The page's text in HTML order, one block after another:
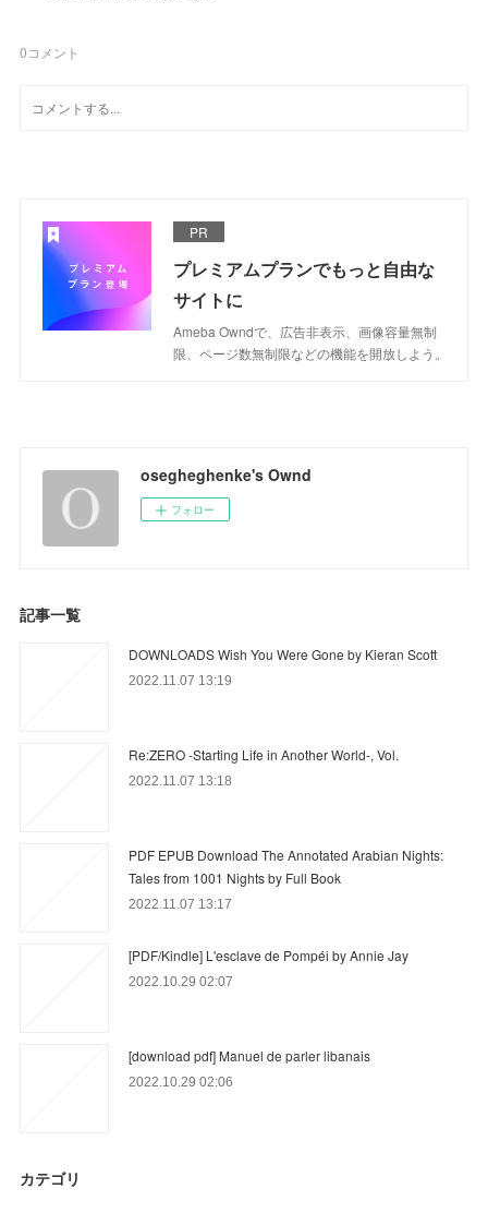
0コメント
PR
プレミアムプランでもっと自由な
サイトに
Ameba Owndで、広告非表示、画像容量無制
限、ページ数無制限などの機能を開放しよう。
osegheghenke's Ownd
フォロー
記事一覧
DOWNLOADS Wish You Were Gone by Kieran Scott
2022.11.07 13:19
Re:ZERO -Starting Life in Another World-, Vol.
2022.11.07 13:18
PDF EPUB Download The Annotated Arabian Nights:
Tales from 1001 Nights by Full Book
2022.11.07 13:17
[PDF/Kindle] L'esclave de Pompéi by Annie Jay
2022.10.29 02:07
[download pdf] Manuel de parler libanais
2022.10.29 02:06
カテゴリ